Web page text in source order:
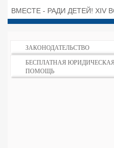
ВМЕСТЕ - РАДИ ДЕТЕЙ!
ЗАКОНОДАТЕЛЬСТВО
БЕСПЛАТНАЯ
ПОМОЩЬ